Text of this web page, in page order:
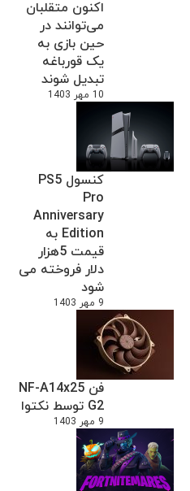
اکنون متقلبان
می‌توانند در
حین بازی به
یک قورباغه
تبدیل شوند
10 مهر 1403
کنسول PS5
Pro
Anniversary
Edition به
قیمت 5هزار
دلار فروخته می
شود
9 مهر 1403
فن NF-A14x25
G2 توسط نکتوا
9 مهر 1403